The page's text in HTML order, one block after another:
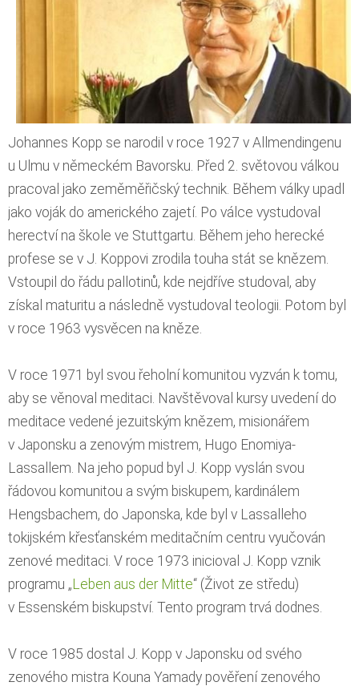
Johannes Kopp se narodil v roce 1927 v Allmendingenu
u Ulmu v německém Bavorsku. Před 2. světovou válkou
pracoval jako zeměměřičský technik. Během války upadl
jako voják do amerického zajetí. Po válce vystudoval
herectví na škole ve Stuttgartu. Během jeho herecké
profese se v J. Koppovi zrodila touha stát se knězem.
Vstoupil do řádu pallotinů, kde nejdříve studoval, aby
získal maturitu a následně vystudoval teologii. Potom byl
v roce 1963 vysvěcen na kněze.
V roce 1971 byl svou řeholní komunitou vyzván k tomu,
aby se věnoval meditaci. Navštěvoval kursy uvedení do
meditace vedené jezuitským knězem, misionářem
v Japonsku a zenovým mistrem, Hugo Enomiya-
Lassallem. Na jeho popud byl J. Kopp vyslán svou
řádovou komunitou a svým biskupem, kardinálem
Hengsbachem, do Japonska, kde byl v Lassalleho
tokijském křesťanském meditačním centru vyučován
zenové meditaci. V roce 1973 inicioval J. Kopp vznik
programu „Leben aus der Mitte“ (Život ze středu)
v Essenském biskupství. Tento program trvá dodnes.
V roce 1985 dostal J. Kopp v Japonsku od svého
zenového mistra Kouna Yamady pověření zenového